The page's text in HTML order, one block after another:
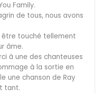
Family.
de tous, nous avons
être touché tellement
âme.
à une des chanteuses
à la sortie en
une chanson de Ray
tant.